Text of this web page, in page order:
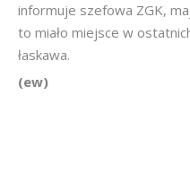
informuje szefowa ZGK,
to miało miejsce w
łaskawa.
(ew)